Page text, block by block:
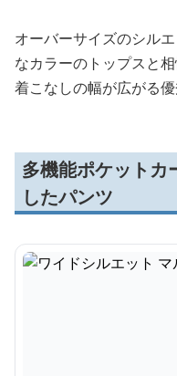
オーバーサイズのシル
なカラーのトップスと
着こなしの幅が広がる優
多機能ポケットカ
したパンツ